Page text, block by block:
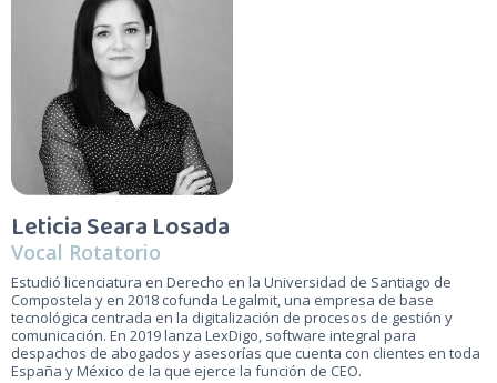
Leticia Seara Losada
Vocal Rotatorio
Estudió licenciatura en Derecho en la Universidad de Santiago de
Compostela y en 2018 cofunda Legalmit, una empresa de base
tecnológica centrada en la digitalización de procesos de gestión y
comunicación. En 2019 lanza LexDigo, software integral para
despachos de abogados y asesorías que cuenta con clientes en toda
España y México de la que ejerce la función de CEO.